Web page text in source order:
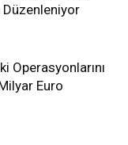
Düzenleniyor
Operasyonlarını
Euro